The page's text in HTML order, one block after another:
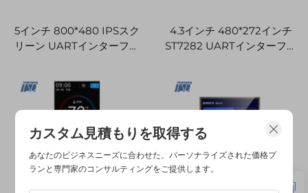
5インチ 800*480 IPSスク
リーン UARTインターフェ
ProLCD-T050C01 TFT
LCDディスプレイモジュー
4.3インチ 480*272インチ
ST7282 UARTインターフェ
カスタム見積もりを取得する
あなたのビジネスニーズに合わせた、パーソナライズされた価格プ
ランと専門家のコンサルティングをご提供します。